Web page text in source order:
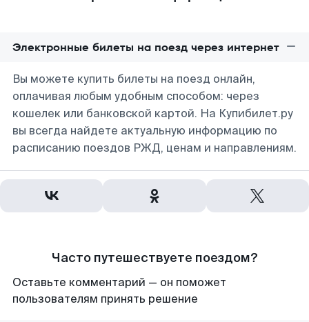
Электронные билеты на поезд через интернет
Вы можете купить билеты на поезд онлайн,
оплачивая любым удобным способом: через
кошелек или банковской картой. На Купибилет.ру
вы всегда найдете актуальную информацию по
расписанию поездов РЖД, ценам и направлениям.
Часто путешествуете поездом?
Оставьте комментарий — он поможет
пользователям принять решение